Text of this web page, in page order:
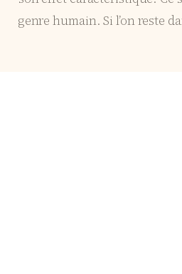
genre humain. Si l’on reste